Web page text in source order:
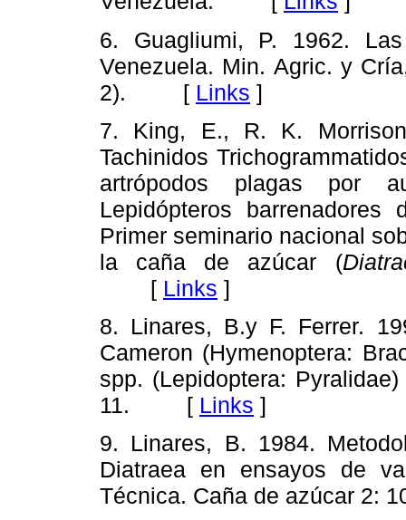
6. Guagliumi, P. 1962.
Venezuela. Min. Agric. y
2). [ Links ]
7. King, E., R. K.
Tachinidos
artrópodos plagas por
Lepidópteros
Primer seminario nacional
la caña de azúcar (
[ Links ]
8. Linares, B.y F. Ferrer.
Cameron (Hymenoptera:
spp. (Lepidoptera:
11. [ Links ]
9. Linares, B. 1984.
Diatraea en ensayos de
Técnica. Caña de azúcar